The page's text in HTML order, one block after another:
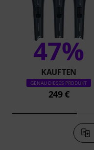
47%
KAUFTEN
GENAU DIESES PRODUKT
249 €